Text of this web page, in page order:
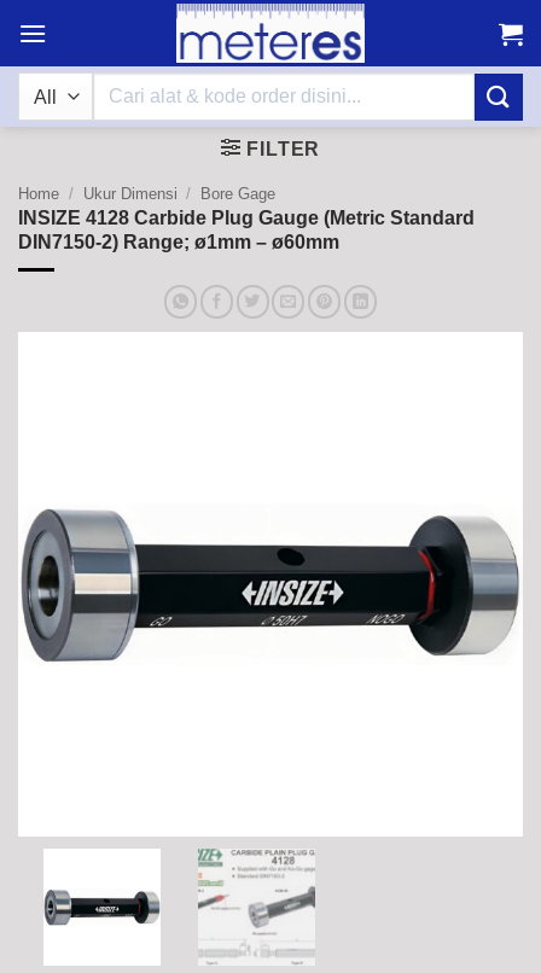
content
Search
FILTER
Home / Ukur Dimensi / Bore Gage
INSIZE 4128 Carbide Plug Gauge (Metric Standard
DIN7150-2) Range; ø1mm – ø60mm